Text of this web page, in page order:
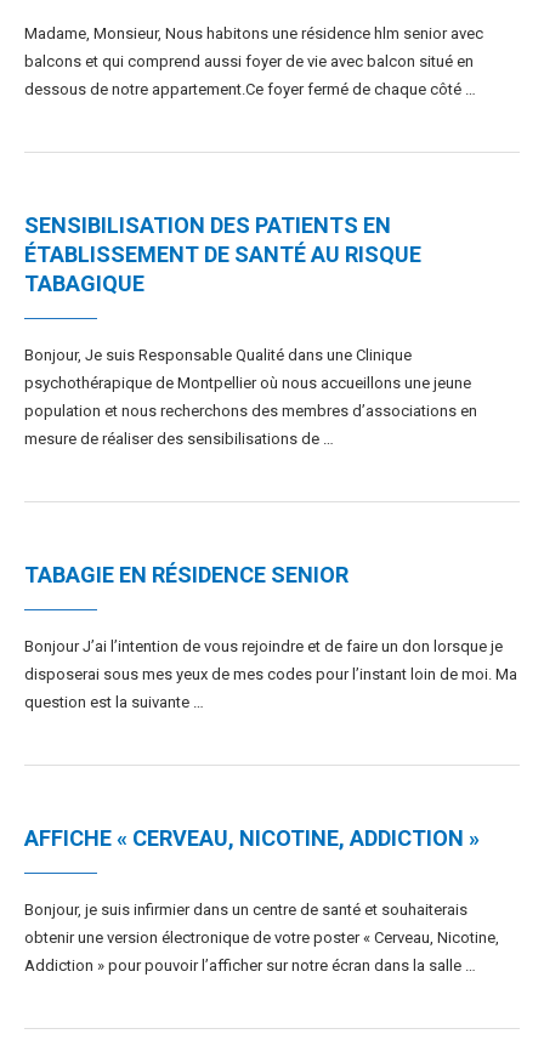
Madame, Monsieur, Nous habitons une résidence hlm senior avec
balcons et qui comprend aussi foyer de vie avec balcon situé en
dessous de notre appartement.Ce foyer fermé de chaque côté …
SENSIBILISATION DES PATIENTS EN
ÉTABLISSEMENT DE SANTÉ AU RISQUE
TABAGIQUE
Bonjour, Je suis Responsable Qualité dans une Clinique
psychothérapique de Montpellier où nous accueillons une jeune
population et nous recherchons des membres d’associations en
mesure de réaliser des sensibilisations de …
TABAGIE EN RÉSIDENCE SENIOR
Bonjour J’ai l’intention de vous rejoindre et de faire un don lorsque je
disposerai sous mes yeux de mes codes pour l’instant loin de moi. Ma
question est la suivante …
AFFICHE « CERVEAU, NICOTINE, ADDICTION »
Bonjour, je suis infirmier dans un centre de santé et souhaiterais
obtenir une version électronique de votre poster « Cerveau, Nicotine,
Addiction » pour pouvoir l’afficher sur notre écran dans la salle …